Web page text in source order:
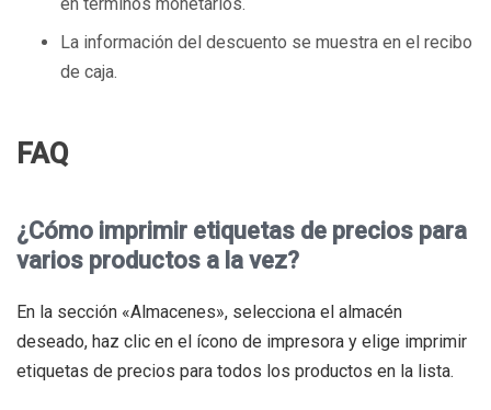
La información del descuento se muestra en el recibo
de caja.
FAQ
¿Cómo imprimir etiquetas de precios para
varios productos a la vez?
En la sección «Almacenes», selecciona el almacén
deseado, haz clic en el ícono de impresora y elige imprimir
etiquetas de precios para todos los productos en la lista.